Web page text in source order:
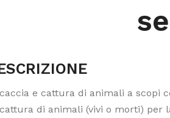
caccia e cattura di animali a scopi
cattura di animali (vivi o morti) per